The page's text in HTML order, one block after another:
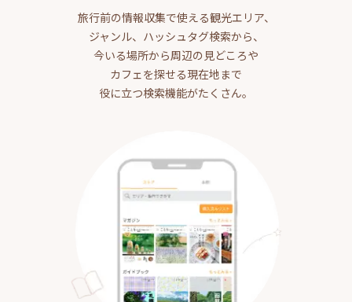
旅行前の情報収集で使える観光エリア、
ジャンル、ハッシュタグ検索から、
今いる場所から周辺の見どころや
カフェを探せる現在地まで
役に立つ検索機能がたくさん。